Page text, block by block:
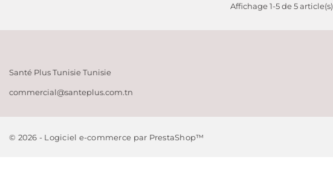
Affichage 1-5 de 5 article(s)
Santé Plus TunisieTunisie
commercial@santeplus.com.tn
Meilleures ventes
© 2026 - Logiciel e-commerce par PrestaShop™